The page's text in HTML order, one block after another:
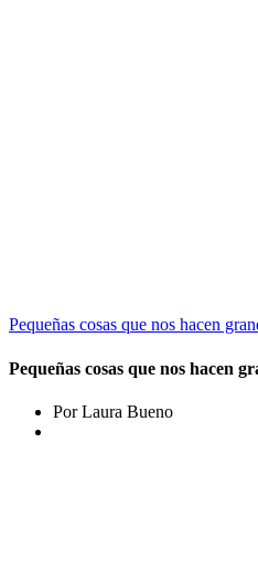
Pequeñas cosas que nos hacen
Pequeñas cosas que nos hacen
Por Laura Bueno